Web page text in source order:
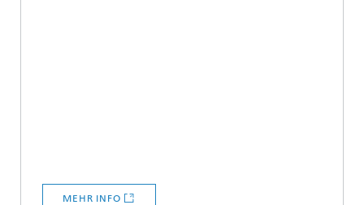
MEHR INFO